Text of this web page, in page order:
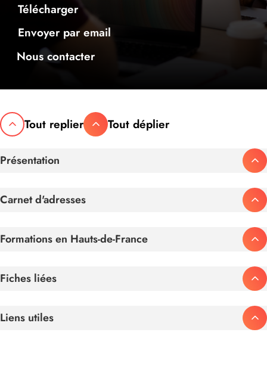
Télécharger
Envoyer par email
Nous contacter
Tout replier Tout déplier
Présentation
Carnet d'adresses
Formations en Hauts-de-France
Fiches liées
Liens utiles